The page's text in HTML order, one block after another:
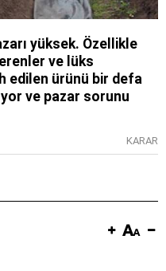
yüksek. Özellikle
ve lüks
edilen ürünü bir defa
ve pazar sorunu
KARAR